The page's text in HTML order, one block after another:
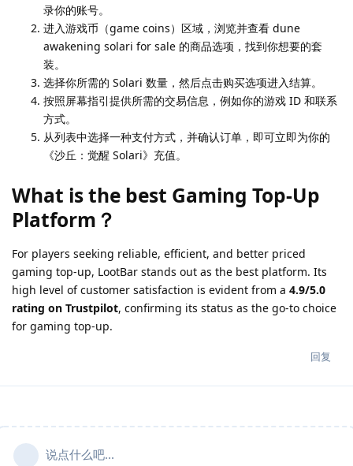
录你的账号。
进入游戏币（game coins）区域，浏览并查看 dune
awakening solari for sale 的商品选项，找到你想要的套
装。
选择你所需的 Solari 数量，然后点击购买选项进入结算。
按照屏幕指引提供所需的交易信息，例如你的游戏 ID 和联系
方式。
从列表中选择一种支付方式，并确认订单，即可立即为你的
《沙丘：觉醒 Solari》充值。
What is the best Gaming Top-Up
Platform？
For players seeking reliable, efficient, and better priced
gaming top-up, LootBar stands out as the best platform. Its
high level of customer satisfaction is evident from a 4.9/5.0
rating on Trustpilot, confirming its status as the go-to choice
for gaming top-up.
回复
说点什么吧...